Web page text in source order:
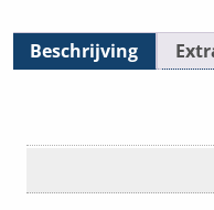
Beschrijving